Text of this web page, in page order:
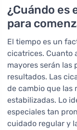
¿Cuándo es
para
El tiempo es un
cicatrices. Cuanto
mayores serán las
resultados. Las
de cambio que las
estabilizadas. Lo
especiales tan
cuidado regular y